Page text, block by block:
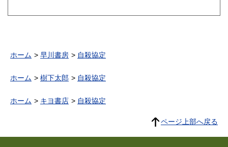
ホーム 早川書房 自殺協定
ホーム 樹下太郎 自殺協定
ホーム キヨ書店 自殺協定
ページ上部へ戻る